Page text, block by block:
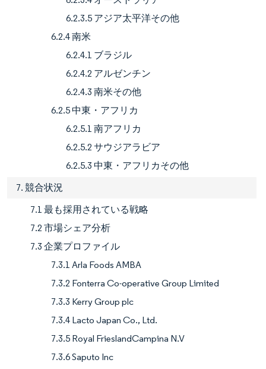
6.2.3.5 アジア太平洋その他
6.2.4 南米
6.2.4.1 ブラジル
6.2.4.2 アルゼンチン
6.2.4.3 南米その他
6.2.5 中東・アフリカ
6.2.5.1 南アフリカ
6.2.5.2 サウジアラビア
6.2.5.3 中東・アフリカその他
7. 競合状況
7.1 最も採用されている戦略
7.2 市場シェア分析
7.3 企業プロファイル
7.3.1 Arla Foods AMBA
7.3.2 Fonterra Co-operative Group Limited
7.3.3 Kerry Group plc
7.3.4 Lacto Japan Co., Ltd.
7.3.5 Royal FrieslandCampina N.V
7.3.6 Saputo Inc